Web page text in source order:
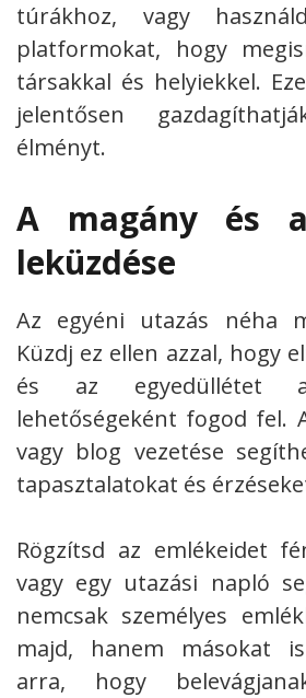
túrákhoz, vagy
platformokat, hogy
társakkal és helyiekkel.
jelentősen
élményt.
A magány és
leküzdése
Az egyéni utazás néha
Küzdj ez ellen azzal, hogy
és az egyedüllétet
lehetőségeként fogod fel.
vagy blog vezetése
tapasztalatokat és
Rögzítsd az emlékeidet
vagy egy utazási napló
nemcsak személyes
majd, hanem másokat
arra, hogy